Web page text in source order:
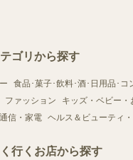
ゴリから探す
食品･菓子･飲料･酒･日用品･コ
ファッション
キッズ・ベビー・
信・家電 ヘルス＆ビューティ
行くお店から探す